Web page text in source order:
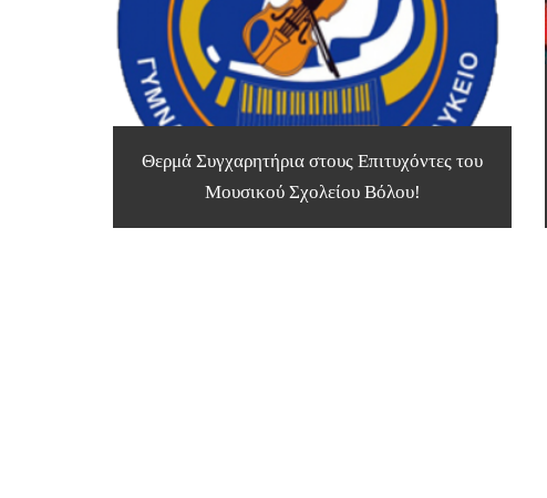
Θερμά Συγχαρητήρια στους Επιτυχόντες του
Μουσικού Σχολείου Βόλου!